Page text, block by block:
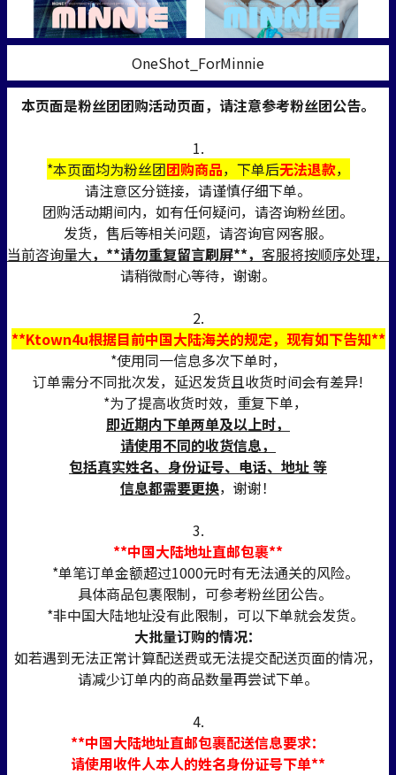
OneShot_ForMinnie
本页面是粉丝团团购活动页面，请注意参考粉丝团公告。
1.
*本页面均为粉丝团团购商品，下单后无法退款，
请注意区分链接，请谨慎仔细下单。
团购活动期间内，如有任何疑问，请咨询粉丝团。
发货，售后等相关问题，请咨询官网客服。
当前咨询量大，**请勿重复留言刷屏**， 客服将按顺序处理，
请稍微耐心等待，谢谢。
2.
**Ktown4u根据目前中国大陆海关的规定，现有如下告知**
*使用同一信息多次下单时，
订单需分不同批次发，延迟发货且收货时间会有差异!
*为了提高收货时效，重复下单，
即近期内下单两单及以上时，
请使用不同的收货信息，
包括真实姓名、身份证号、电话、地址 等
信息都需要更换，谢谢！
3.
**中国大陆地址直邮包裹**
*单笔订单金额超过1000元时有无法通关的风险。
具体商品包裹限制，可参考粉丝团公告。
*非中国大陆地址没有此限制，可以下单就会发货。
大批量订购的情况：
如若遇到无法正常计算配送费或无法提交配送页面的情况，
请减少订单内的商品数量再尝试下单。
4.
**中国大陆地址直邮包裹配送信息要求：
请使用收件人本人的姓名身份证号下单**